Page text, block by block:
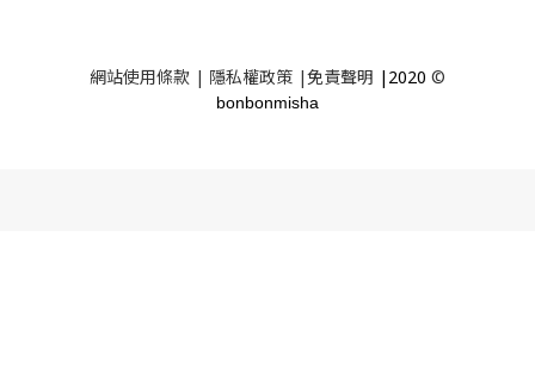
網站使用條款 | 隱私權政策 |免責聲明 |2020 ©
bonbonmisha